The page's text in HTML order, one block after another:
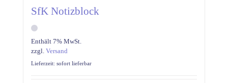
SfK Notizblock
Enthält 7% MwSt.
zzgl. Versand
Lieferzeit: sofort lieferbar